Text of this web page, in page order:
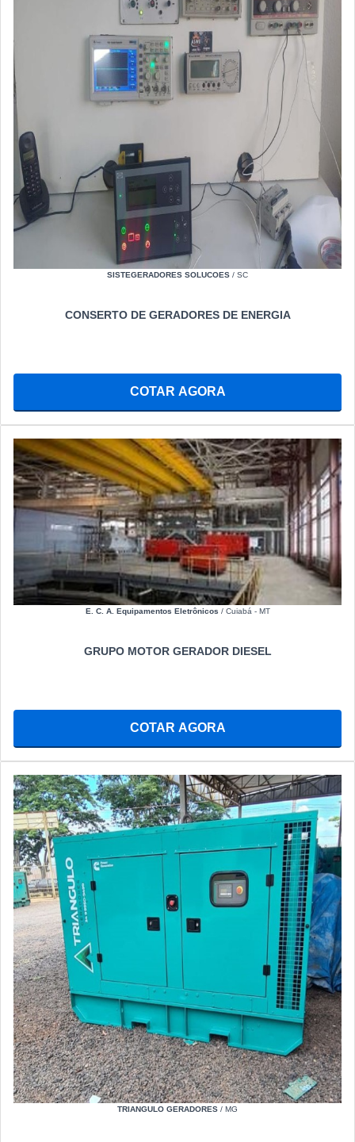
SISTEGERADORES SOLUCOES / SC
CONSERTO DE GERADORES DE ENERGIA
COTAR AGORA
E. C. A. Equipamentos Eletrônicos / Cuiabá - MT
GRUPO MOTOR GERADOR DIESEL
COTAR AGORA
TRIANGULO GERADORES / MG